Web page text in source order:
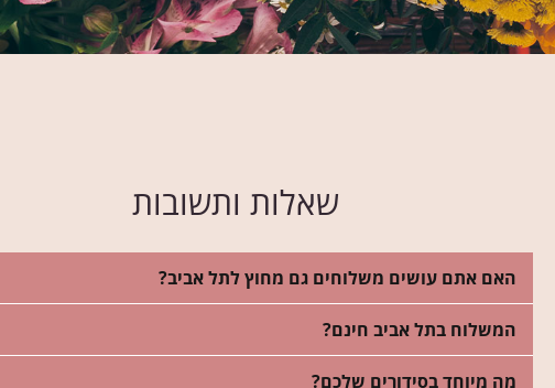
שאלות ותשובות
האם אתם עושים משלוחים גם מחוץ לתל אביב?
המשלוח בתל אביב חינם?
מה מיוחד בסידורים שלכם?